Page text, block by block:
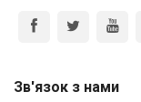
Зв'язок з нами